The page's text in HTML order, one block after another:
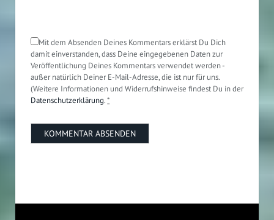
Mit dem Absenden Deines Kommentars erklärst Du Dich
damit einverstanden, dass Deine eingegebenen Daten zur
Veröffentlichung Deines Kommentars verwendet werden -
außer natürlich Deiner E-Mail-Adresse, die ist nur für uns.
(Weitere Informationen und Widerrufshinweise findest Du in der
Datenschutzerklärung.*